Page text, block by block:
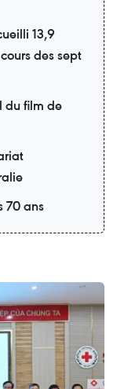
13,9
des sept
du film de
70 ans